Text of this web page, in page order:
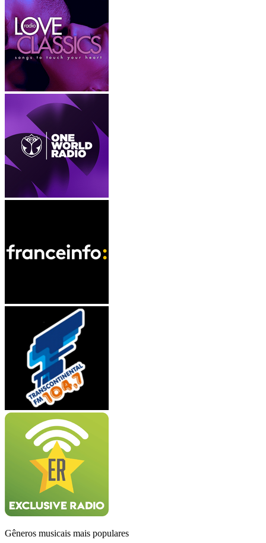
Gêneros musicais mais populares